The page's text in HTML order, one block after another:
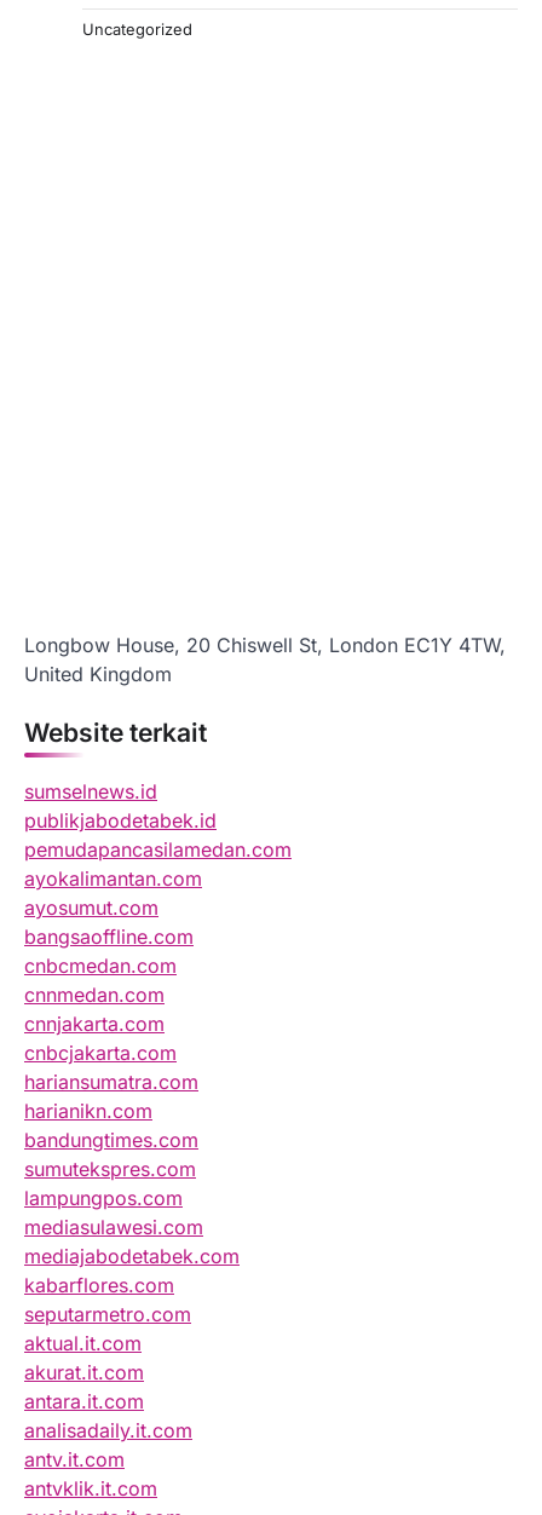
Uncategorized
Longbow House, 20 Chiswell St, London EC1Y 4TW,
United Kingdom
Website terkait
sumselnews.id
publikjabodetabek.id
pemudapancasilamedan.com
ayokalimantan.com
ayosumut.com
bangsaoffline.com
cnbcmedan.com
cnnmedan.com
cnnjakarta.com
cnbcjakarta.com
hariansumatra.com
harianikn.com
bandungtimes.com
sumutekspres.com
lampungpos.com
mediasulawesi.com
mediajabodetabek.com
kabarflores.com
seputarmetro.com
aktual.it.com
akurat.it.com
antara.it.com
analisadaily.it.com
antv.it.com
antvklik.it.com